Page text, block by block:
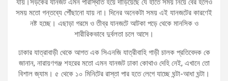
যায়।সড়কের যানজট এমন পরিস্থিতি হয়ে দাঁড়িয়েছে যে হাতে সময় নিয়ে বের হলেও
সময় মতো গন্তব্যে পৌঁছানো যায় না। দিনের অনেকটা সময় এই যানজটের কারণেই
নষ্ট হচ্ছে। এছাড়া গরমে ও তীব্র যানজটে আটকা পড়ে থেকে মানসিক ও
শারীরিকভাবে দুর্বলতা চলে আসে।
ঢাকার যাত্রাবাড়ী থেকে আগত এক সিএনজি যাত্রীবাহি গাড়ী চালক প্রতিবেদক কে
জানান, নারায়ণগঞ্জ শহরের মতো এমন যানজট ঢাকা কোথাও দেহি নেই, এখানে তো
বিশাল জ্যাম। ৫ থেকে ১০ মিনিটের রাস্তা পার হতে লেগে যাচ্ছে ঘন্টা-আধা ঘন্টা।